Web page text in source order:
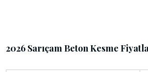
2026 Sarıçam Beton Kesme